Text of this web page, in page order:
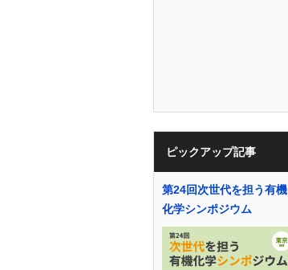
ピックアップ記事
第24回次世代を担う有機
化学シンポジウム